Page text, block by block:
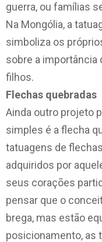
guerra, ou famílias
Na Mongólia, a
simboliza os
sobre a importância
filhos.
Flechas quebradas
Ainda outro projeto
simples é a flecha
tatuagens de
adquiridos por
seus corações
pensar que o
brega, mas estão
posicionamento, as